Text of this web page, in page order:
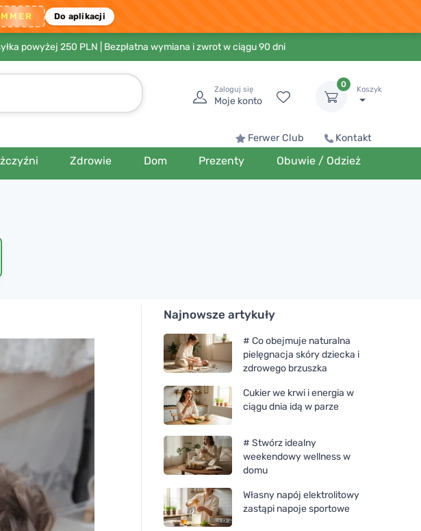
Do aplikacji
powyżej 250 PLN | Bezpłatna wymiana i zwrot w ciągu 90 dni
Zaloguj się
Moje konto
0
Koszyk
Ferwer Club Kontakt
Zdrowie Dom Prezenty Obuwie / Odzież
Najnowsze artykuły
# Co obejmuje naturalna
pielęgnacja skóry dziecka i
zdrowego brzuszka
Cukier we krwi i energia w
ciągu dnia idą w parze
# Stwórz idealny
weekendowy wellness w
domu
Własny napój elektrolitowy
zastąpi napoje sportowe